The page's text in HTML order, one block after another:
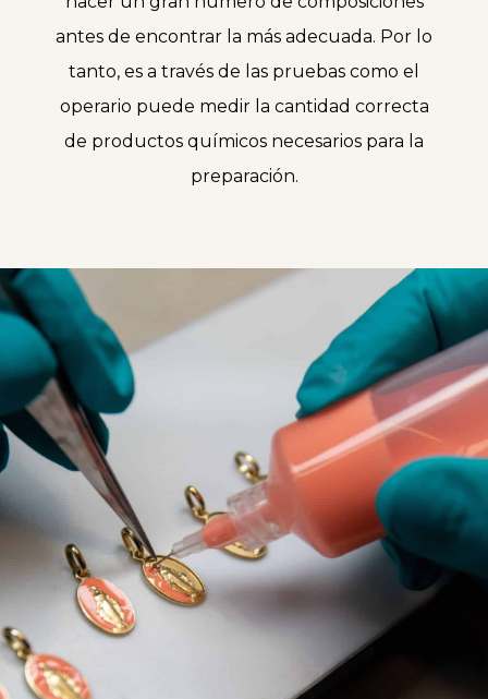
antes de encontrar la más adecuada. Por lo
tanto, es a través de las pruebas como el
operario puede medir la cantidad correcta
de productos químicos necesarios para la
preparación.